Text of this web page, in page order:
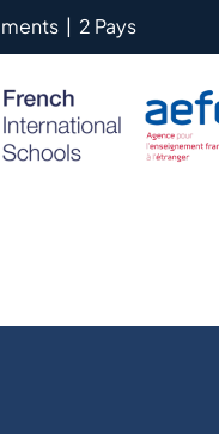
| 2 Pays